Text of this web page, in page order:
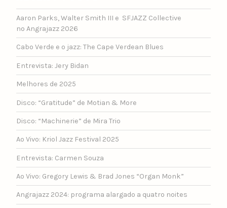
Aaron Parks, Walter Smith III e SFJAZZ Collective
no Angrajazz 2026
Cabo Verde e o jazz: The Cape Verdean Blues
Entrevista: Jery Bidan
Melhores de 2025
Disco: “Gratitude” de Motian & More
Disco: “Machinerie” de Mira Trio
Ao Vivo: Kriol Jazz Festival 2025
Entrevista: Carmen Souza
Ao Vivo: Gregory Lewis & Brad Jones “Organ Monk”
Angrajazz 2024: programa alargado a quatro noites